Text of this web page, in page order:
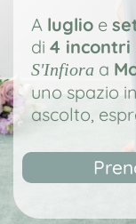
A luglio e
di 4
S'Infiora a
uno spazio
ascolto,